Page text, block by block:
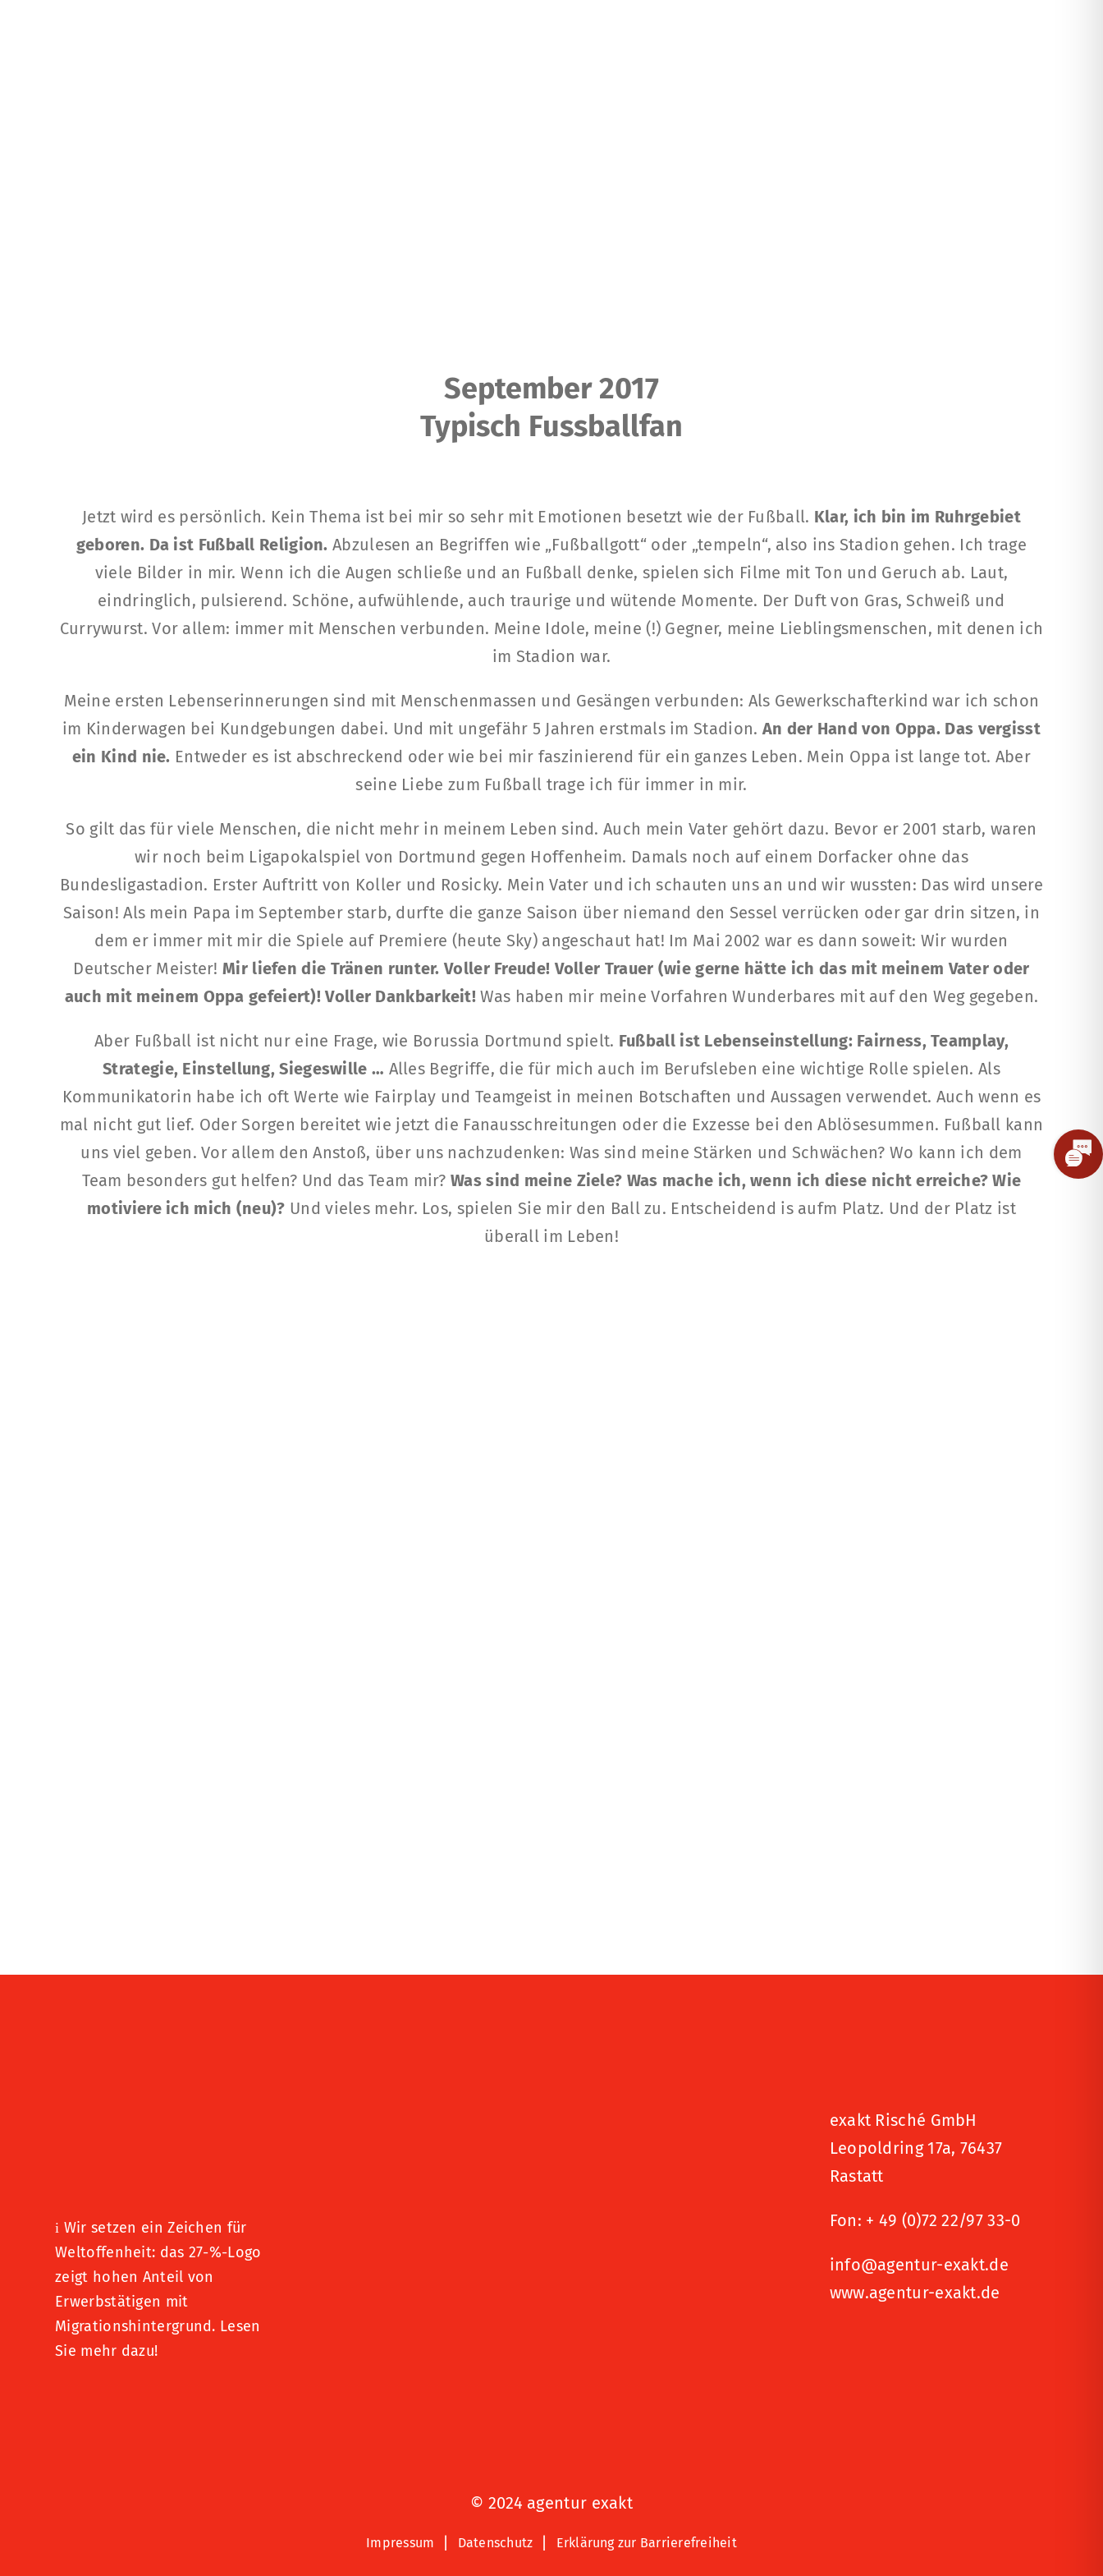
September 2017
Typisch Fussballfan
Jetzt wird es persönlich. Kein Thema ist bei mir so sehr mit Emotionen besetzt wie der Fußball. Klar, ich bin im Ruhrgebiet
geboren. Da ist Fußball Religion. Abzulesen an Begriffen wie „Fußballgott“ oder „tempeln“, also ins Stadion gehen. Ich trage
viele Bilder in mir. Wenn ich die Augen schließe und an Fußball denke, spielen sich Filme mit Ton und Geruch ab. Laut,
eindringlich, pulsierend. Schöne, aufwühlende, auch traurige und wütende Momente. Der Duft von Gras, Schweiß und
Currywurst. Vor allem: immer mit Menschen verbunden. Meine Idole, meine (!) Gegner, meine Lieblingsmenschen, mit denen ich
im Stadion war.
Meine ersten Lebenserinnerungen sind mit Menschenmassen und Gesängen verbunden: Als Gewerkschafterkind war ich schon
im Kinderwagen bei Kundgebungen dabei. Und mit ungefähr 5 Jahren erstmals im Stadion. An der Hand von Oppa. Das vergisst
ein Kind nie. Entweder es ist abschreckend oder wie bei mir faszinierend für ein ganzes Leben. Mein Oppa ist lange tot. Aber
seine Liebe zum Fußball trage ich für immer in mir.
So gilt das für viele Menschen, die nicht mehr in meinem Leben sind. Auch mein Vater gehört dazu. Bevor er 2001 starb, waren
wir noch beim Ligapokalspiel von Dortmund gegen Hoffenheim. Damals noch auf einem Dorfacker ohne das
Bundesligastadion. Erster Auftritt von Koller und Rosicky. Mein Vater und ich schauten uns an und wir wussten: Das wird unsere
Saison! Als mein Papa im September starb, durfte die ganze Saison über niemand den Sessel verrücken oder gar drin sitzen, in
dem er immer mit mir die Spiele auf Premiere (heute Sky) angeschaut hat! Im Mai 2002 war es dann soweit: Wir wurden
Deutscher Meister!Mir liefen die Tränen runter. Voller Freude! Voller Trauer (wie gerne hätte ich das mit meinem Vater oder
auch mit meinem Oppa gefeiert)! Voller Dankbarkeit! Was haben mir meine Vorfahren Wunderbares mit auf den Weg gegeben.
Aber Fußball ist nicht nur eine Frage, wie Borussia Dortmund spielt. Fußball ist Lebenseinstellung: Fairness, Teamplay,
Strategie, Einstellung, Siegeswille … Alles Begriffe, die für mich auch im Berufsleben eine wichtige Rolle spielen. Als
Kommunikatorin habe ich oft Werte wie Fairplay und Teamgeist in meinen Botschaften und Aussagen verwendet. Auch wenn es
mal nicht gut lief. Oder Sorgen bereitet wie jetzt die Fanausschreitungen oder die Exzesse bei den Ablösesummen. Fußball kann
uns viel geben. Vor allem den Anstoß, über uns nachzudenken: Was sind meine Stärken und Schwächen? Wo kann ich dem
Team besonders gut helfen? Und das Team mir?Was sind meine Ziele? Was mache ich, wenn ich diese nicht erreiche? Wie
motiviere ich mich (neu)? Und vieles mehr. Los, spielen Sie mir den Ball zu. Entscheidend is aufm Platz. Und der Platz ist
überall im Leben!
i Wir setzen ein Zeichen für
Weltoffenheit: das 27-%-Logo
zeigt hohen Anteil von
Erwerbstätigen mit
Migrationshintergrund. Lesen
Sie mehr dazu!
exakt Risché GmbH
Leopoldring 17a, 76437
Rastatt
Fon: + 49 (0)72 22/97 33-0
info@agentur-exakt.de
www.agentur-exakt.de
© 2024 agentur exakt
Impressum Datenschutz Erklärung zur Barrierefreiheit
Toggle